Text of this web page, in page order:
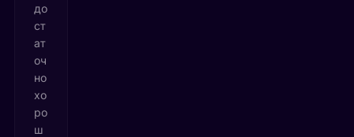
до
ст
ат
оч
но
хо
ро
ш